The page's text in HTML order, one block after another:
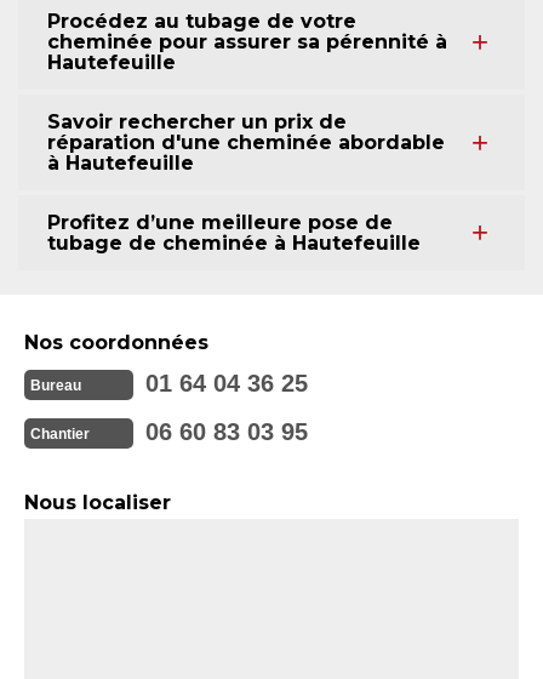
Procédez au tubage de votre
cheminée pour assurer sa pérennité à
Hautefeuille
Savoir rechercher un prix de
réparation d'une cheminée abordable
à Hautefeuille
Profitez d’une meilleure pose de
tubage de cheminée à Hautefeuille
Nos coordonnées
Bureau 01 64 04 36 25
Chantier 06 60 83 03 95
Nous localiser